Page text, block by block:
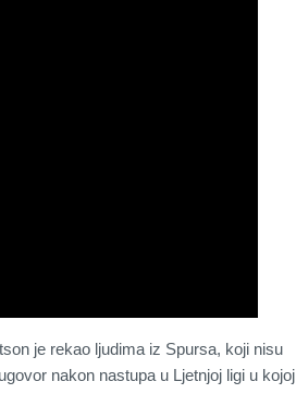
je rekao ljudima iz Spursa, koji nisu
nakon nastupa u Ljetnjoj ligi u kojoj